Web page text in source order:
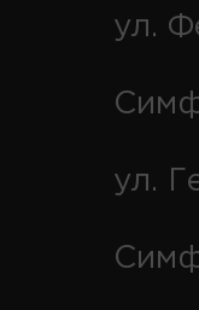
ул.
ул.